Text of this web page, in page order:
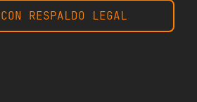
RESPALDO LEGAL